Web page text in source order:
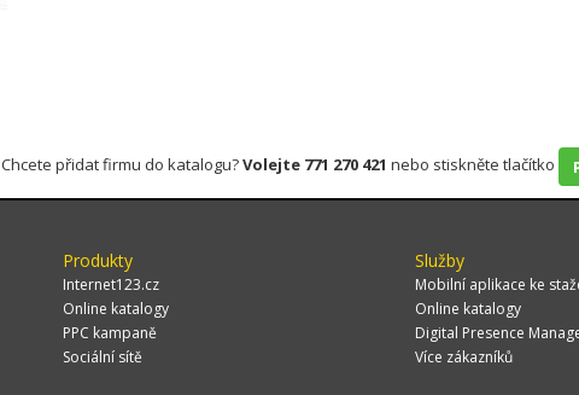
Chcete přidat firmu do katalogu?Volejte 771 270 421 nebo stiskněte tlačítko
Produkty
Internet123.cz
Online katalogy
PPC kampaně
Sociální sítě
Služby
Mobilní aplikace ke
Online katalogy
Digital Presence
Více zákazníků